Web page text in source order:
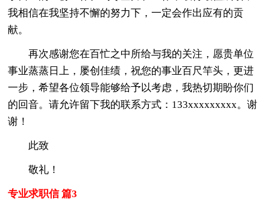
我相信在我坚持不懈的努力下，一定会作出应有的贡
献。
再次感谢您在百忙之中所给与我的关注，愿贵单位
事业蒸蒸日上，屡创佳绩，祝您的事业百尺竿头，更进
一步，希望各位领导能够给予以考虑，我热切期盼你们
的回音。请允许留下我的联系方式：133xxxxxxxxx。谢
谢！
此致
敬礼！
专业求职信 篇3